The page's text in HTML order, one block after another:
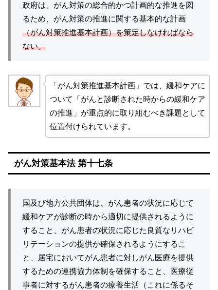
政府は、がん対策の総合的かつ計画的な推進を図
るため、がん対策の推進に関する基本的な計画
（がん対策推進基本計画）を策定しなければなら
ない。
「がん対策推進基本計画」では、緩和ケアに
ついて「がんと診断された時からの緩和ケア
の推進」が重点的に取り組むべき課題として
位置付けられています。
がん対策基本法 第十七条
国及び地方公共団体は、がん患者の状況に応じて
緩和ケアが診断の時から適切に提供されるように
すること、がん患者の状況に応じた良質なリハビ
リテーションの提供が確保されるようにするこ
と、居宅においてがん患者に対しがん医療を提供
するための連携協力体制を確保すること、医療従
事者に対するがん患者の療養生活（これに係るそ